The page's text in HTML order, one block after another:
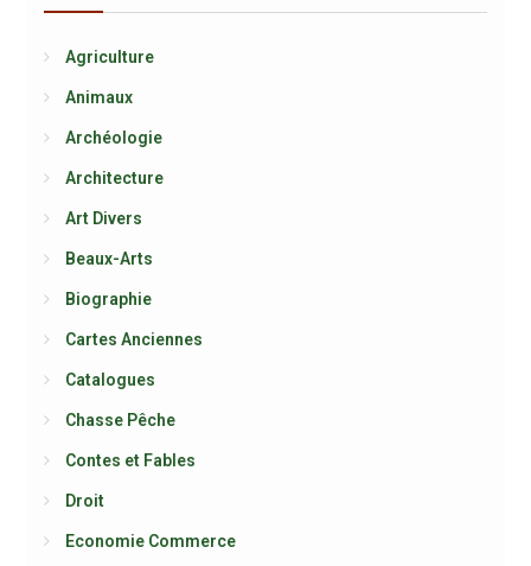
Agriculture
Animaux
Archéologie
Architecture
Art Divers
Beaux-Arts
Biographie
Cartes Anciennes
Catalogues
Chasse Pêche
Contes et Fables
Droit
Economie Commerce